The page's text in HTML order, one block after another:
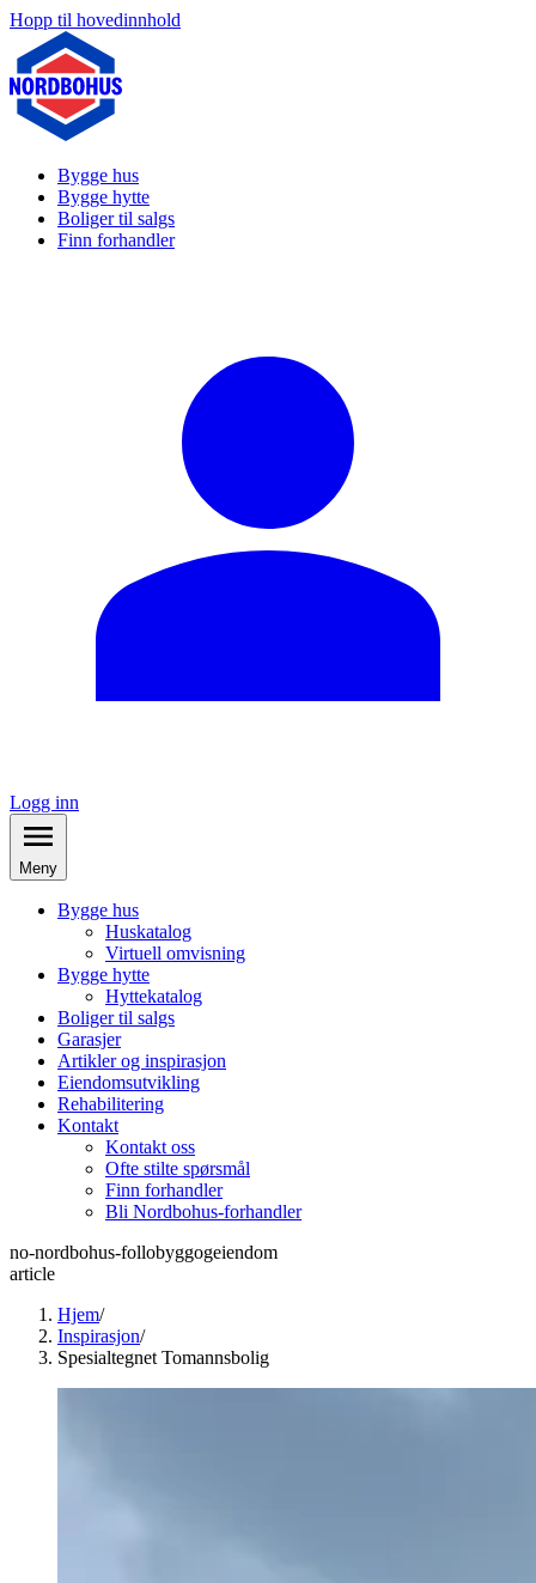
Hopp til hovedinnhold
Bygge hus
Bygge hytte
Boliger til salgs
Finn forhandler
Logg inn
Meny
Bygge hus
Huskatalog
Virtuell omvisning
Bygge hytte
Hyttekatalog
Boliger til salgs
Garasjer
Artikler og inspirasjon
Eiendomsutvikling
Rehabilitering
Kontakt
Kontakt oss
Ofte stilte spørsmål
Finn forhandler
Bli Nordbohus-forhandler
no-nordbohus-follobyggogeiendom
article
Hjem/
Inspirasjon/
Spesialtegnet Tomannsbolig